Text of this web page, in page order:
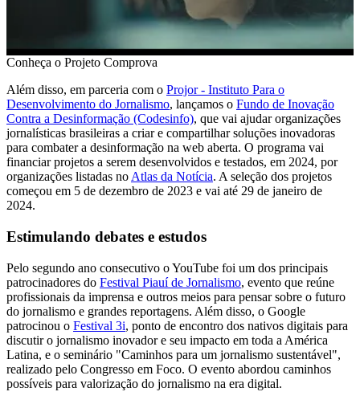
Conheça o Projeto Comprova
Além disso, em parceria com o Projor - Instituto Para o
Desenvolvimento do Jornalismo, lançamos o Fundo de Inovação
Contra a Desinformação (Codesinfo), que vai ajudar organizações
jornalísticas brasileiras a criar e compartilhar soluções inovadoras
para combater a desinformação na web aberta. O programa vai
financiar projetos a serem desenvolvidos e testados, em 2024, por
organizações listadas no Atlas da Notícia. A seleção dos projetos
começou em 5 de dezembro de 2023 e vai até 29 de janeiro de
2024.
Estimulando debates e estudos
Pelo segundo ano consecutivo o YouTube foi um dos principais
patrocinadores do Festival Piauí de Jornalismo, evento que reúne
profissionais da imprensa e outros meios para pensar sobre o futuro
do jornalismo e grandes reportagens. Além disso, o Google
patrocinou o Festival 3i, ponto de encontro dos nativos digitais para
discutir o jornalismo inovador e seu impacto em toda a América
Latina, e o seminário "Caminhos para um jornalismo sustentável",
realizado pelo Congresso em Foco. O evento abordou caminhos
possíveis para valorização do jornalismo na era digital.